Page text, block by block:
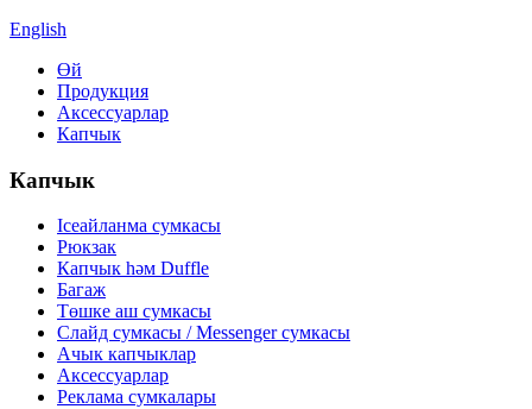
English
Өй
Продукция
Аксессуарлар
Капчык
Капчык
Iceайланма сумкасы
Рюкзак
Капчык һәм Duffle
Багаж
Төшке аш сумкасы
Слайд сумкасы / Messenger сумкасы
Ачык капчыклар
Аксессуарлар
Реклама сумкалары